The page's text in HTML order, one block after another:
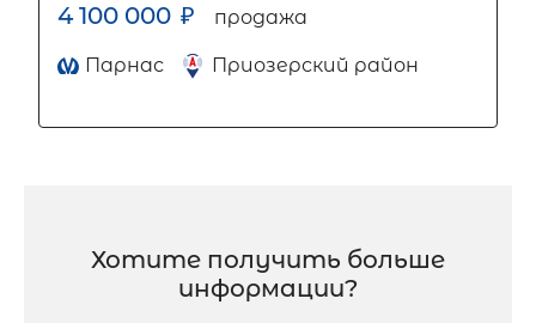
4 100 000 ₽ продажа
Парнас Приозерский район
Хотите получить больше
информации?